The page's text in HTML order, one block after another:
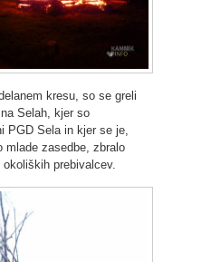
kresu, so se greli
Selah, kjer so
PGD Sela in kjer se je,
mlade zasedbe, zbralo
prebivalcev.